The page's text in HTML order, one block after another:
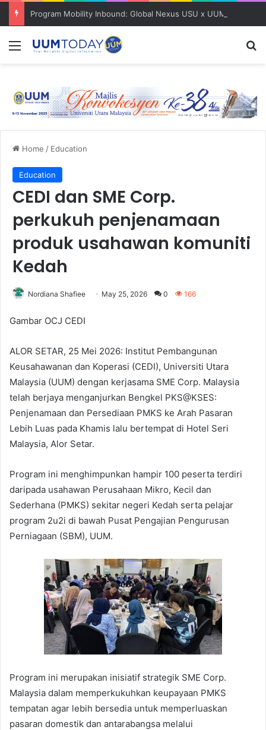
Menu
Home / Education
Education
CEDI dan SME Corp.
perkukuh penjenamaan
produk usahawan komuniti
Kedah
Nordiana Shafiee May 25, 2026 0 166
Gambar OCJ CEDI
ALOR SETAR, 25 Mei 2026: Institut Pembangunan
Keusahawanan dan Koperasi (CEDI), Universiti Utara
Malaysia (UUM) dengan kerjasama SME Corp. Malaysia
telah berjaya menganjurkan Bengkel PKS@KSES:
Penjenamaan dan Persediaan PMKS ke Arah Pasaran
Lebih Luas pada Khamis lalu bertempat di Hotel Seri
Malaysia, Alor Setar.
Program ini menghimpunkan hampir 100 peserta terdiri
daripada usahawan Perusahaan Mikro, Kecil dan
Sederhana (PMKS) sekitar negeri Kedah serta pelajar
program 2u2i di bawah Pusat Pengajian Pengurusan
Perniagaan (SBM), UUM.
Program ini merupakan inisiatif strategik SME Corp.
Malaysia dalam memperkukuhkan keupayaan PMKS
tempatan agar lebih bersedia untuk memperluaskan
pasaran domestik dan antarabangsa melalui